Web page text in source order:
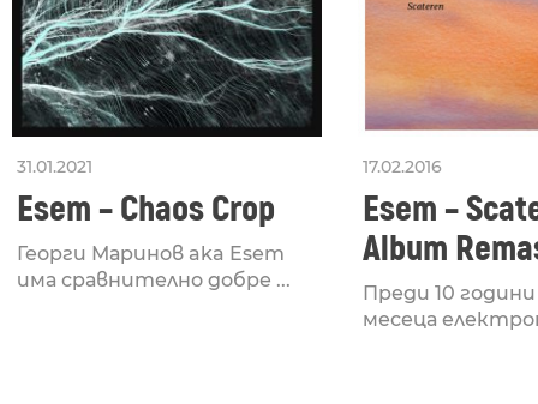
31.01.2021
Esem – Chaos Crop
Георги Маринов aka Esem
има сравнително добре ...
17.02.2016
Esem –
Album
Преди 10
месеца